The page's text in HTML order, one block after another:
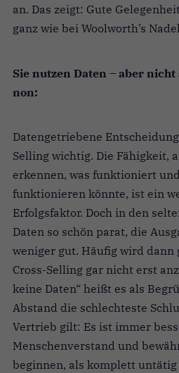
an. Das zeigt: Gute
ganz wie bei Woolworth’s
Sie nutzen Daten – aber
non:
Datengetriebene
Selling wichtig. Die Fähigkeit,
erkennen, was funktioniert
funktionieren könnte, ist ein
Erfolgsfaktor. Doch in den
Daten so schön parat, die
weniger gut. Häufig wird dann
Cross-Selling gar nicht erst
keine Daten“ heißt es als
Abstand die schlechteste
Vertrieb gilt: Es ist immer
Menschenverstand und
beginnen, als komplett